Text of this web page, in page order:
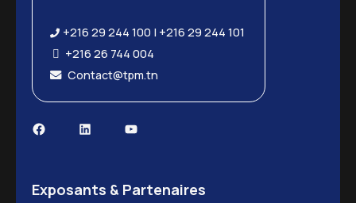
+216 29 244 100 | +216 29 244 101
+216 26 744 004
Contact@tpm.tn
Exposants & Partenaires